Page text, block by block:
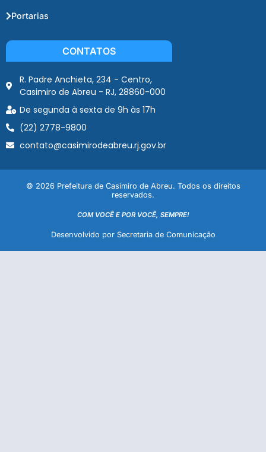
Portarias
CONTATOS
R. Padre Anchieta, 234 - Centro,
Casimiro de Abreu - RJ, 28860-000
De segunda à sexta de 9h às 17h
(22) 2778-9800
contato@casimirodeabreu.rj.gov.br
© 2026 Prefeitura de Casimiro de Abreu. Todos os direitos
reservados.
COM VOCÊ E POR VOCÊ, SEMPRE!
Desenvolvido por Secretaria de Comunicação